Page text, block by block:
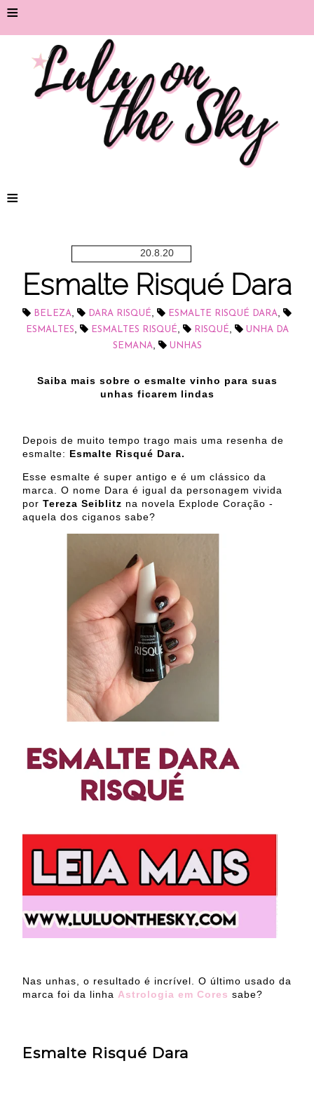
≡
≡
20.8.20
Esmalte Risqué Dara
BELEZA, DARA RISQUÉ, ESMALTE RISQUÉ DARA,
ESMALTES, ESMALTES RISQUÉ, RISQUÉ,
UNHA DA
SEMANA, UNHAS
Saiba mais sobre o esmalte vinho para suas
unhas ficarem lindas
Depois de muito tempo trago mais uma resenha de
esmalte: Esmalte Risqué Dara.
Esse esmalte é super antigo e é um clássico da
marca. O nome Dara é igual da personagem vivida
por Tereza Seiblitz na novela Explode Coração -
aquela dos ciganos sabe?
Nas unhas, o resultado é incrível. O último usado da
marca foi da linha Astrologia em Cores sabe?
Esmalte Risqué Dara